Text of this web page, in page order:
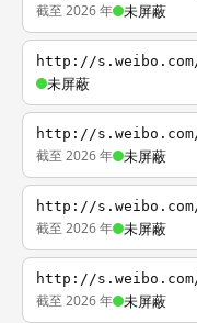
截至 2026 年 未屏蔽
http://
未屏蔽
http://s.weibo.com/
截至 2026 年 未屏蔽
http://
截至 2026 年 未屏蔽
http://
截至 2026 年 未屏蔽